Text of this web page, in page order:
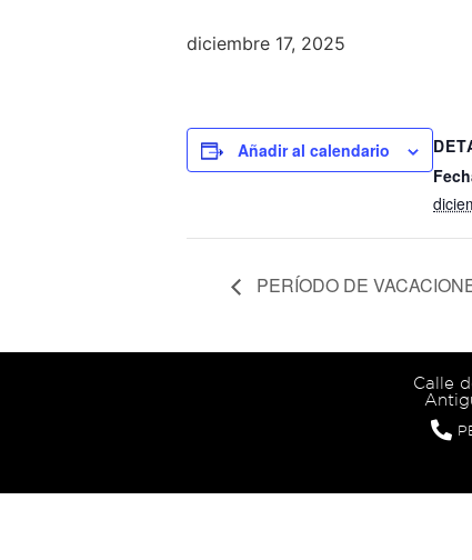
diciembre 17, 2025
Añadir al calendario
PERÍODO DE
Calle